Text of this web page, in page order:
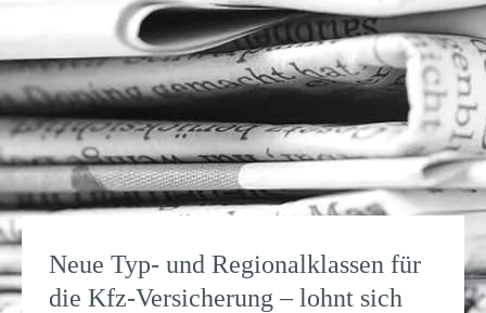
Neue Typ- und Regionalklassen für
die Kfz-Versicherung – lohnt sich